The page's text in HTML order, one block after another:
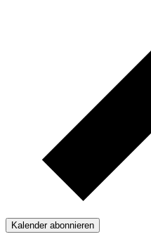
Kalender abonnieren